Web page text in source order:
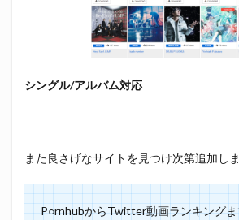
シングル/アルバム対応
また良さげなサイトを見つけ次第追加しま
P○rnhubからTwitter動画ランキング